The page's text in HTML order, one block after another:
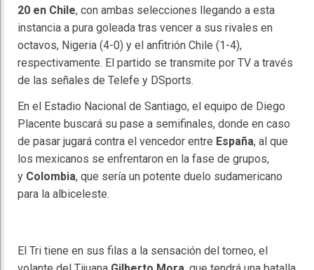
20 en Chile, con ambas selecciones llegando a esta
instancia a pura goleada tras vencer a sus rivales en
octavos, Nigeria (4-0) y el anfitrión Chile (1-4),
respectivamente. El partido se transmite por TV a través
de las señales de Telefe y DSports.
En el Estadio Nacional de Santiago, el equipo de Diego
Placente buscará su pase a semifinales, donde en caso
de pasar jugará contra el vencedor entre España, al que
los mexicanos se enfrentaron en la fase de grupos,
y Colombia, que sería un potente duelo sudamericano
para la albiceleste.
El Tri tiene en sus filas a la sensación del torneo, el